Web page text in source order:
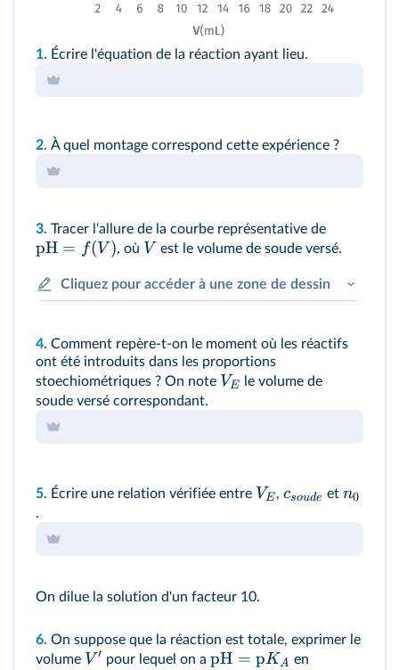
1. Écrire l'équation de la réaction ayant lieu.
2. À quel montage correspond cette expérience ?
3. Tracer l'allure de la courbe représentative de
pH = f(V ), où V est le volume de soude versé.
Cliquez pour accéder à une zone de dessin
4. Comment repère-t-on le moment où les réactifs
ont été introduits dans les proportions
stoechiométriques ? On note VE
le volume de
soude versé correspondant.
5. Écrire une relation vérifiée entre VE ,csoude etn0
.
On dilue la solution d'un facteur 10.
6. On suppose que la réaction est totale, exprimer le
volume V ′ pour lequel on apH = pKA en